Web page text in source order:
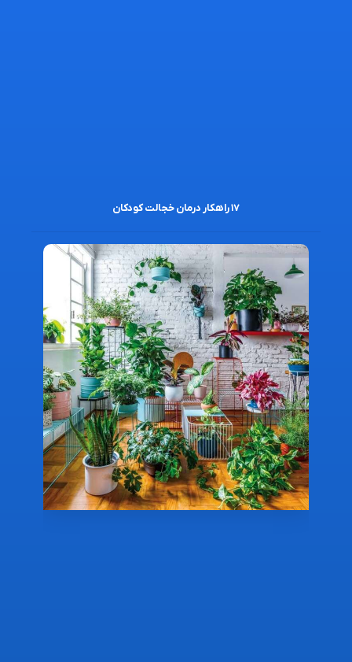
۱۷ راهکار درمان خجالت کودکان